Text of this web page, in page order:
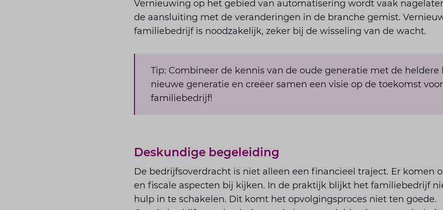
Vernieuwing op het gebied van automatisering wordt vaak
de aansluiting met de veranderingen in de branche gemist.
familiebedrijf is noodzakelijk, zeker bij de wisseling van de wacht.
Tip: Combineer de kennis van de oude generatie met de heldere
nieuwe generatie en creëer samen een visie op de toekomst
familiebedrijf!
Deskundige begeleiding
De bedrijfsoverdracht is niet alleen een financieel traject. Er komen
en fiscale aspecten bij kijken. In de praktijk blijkt het familiebedrijf
hulp in te schakelen. Dit komt het opvolgingsproces niet ten goede.